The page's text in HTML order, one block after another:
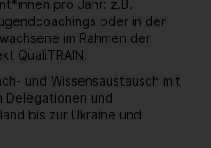
pro Jahr: z.B.
oder in der
im Rahmen der
QualiTRAIN.
und Wissensaustausch mit
Delegationen und
bis zur Ukraine und